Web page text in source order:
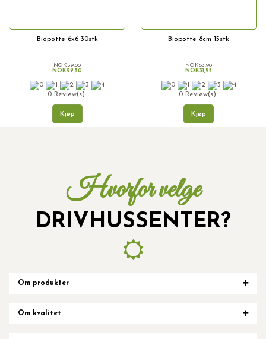
Biopotte 6x6 30stk
NOK59,00
NOK29,50
0 Review(s)
Kjøp
Biopotte 8cm 15stk
NOK63,90
NOK31,95
0 Review(s)
Kjøp
Hvorfor velge
DRIVHUSSENTER?
Om produkter
Om kvalitet